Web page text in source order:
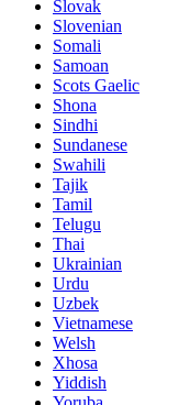
Slovak
Slovenian
Somali
Samoan
Scots Gaelic
Shona
Sindhi
Sundanese
Swahili
Tajik
Tamil
Telugu
Thai
Ukrainian
Urdu
Uzbek
Vietnamese
Welsh
Xhosa
Yiddish